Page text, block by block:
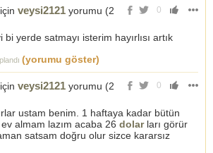
0
için veysi2121 yorumu (2
bi yerde satmayı isterim hayırlısı artık
(yorumu göster)
0
için veysi2121 yorumu (2
ustam benim. 1 haftaya kadar bütün
almam lazım acaba 26 dolarları görür
satsam doğru olur sizce kararsız